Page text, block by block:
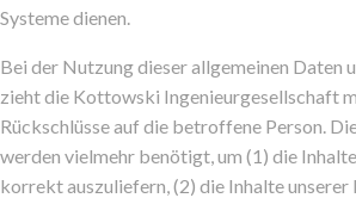
Systeme dienen.
Bei der Nutzung dieser allgemeinen Daten
zieht die Kottowski Ingenieurgesellschaft
Rückschlüsse auf die betroffene Person.
werden vielmehr benötigt, um (1) die
korrekt auszuliefern, (2) die Inhalte